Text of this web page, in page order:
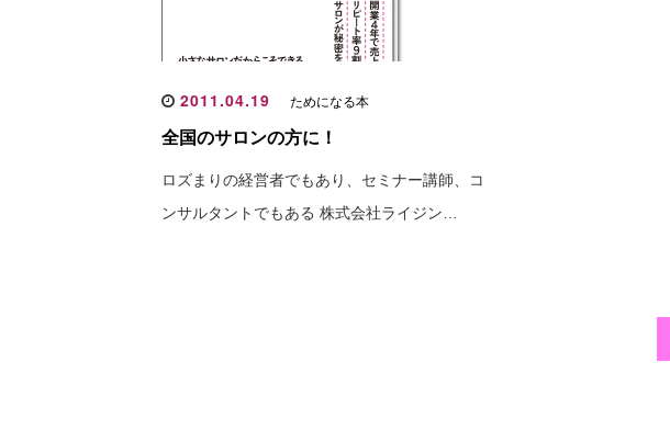
2011.04.19 ためになる本
全国のサロンの方に！
ロズまりの経営者でもあり、セミナー講師、コ
ンサルタントでもある 株式会社ライジン…